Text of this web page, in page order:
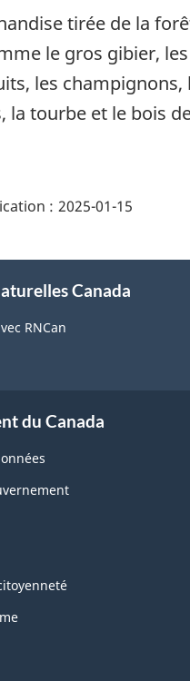
tirée de la
le gros gibier,
les
la tourbe et le bois
: 2025-01-15
Canada
RNCan
du Canada